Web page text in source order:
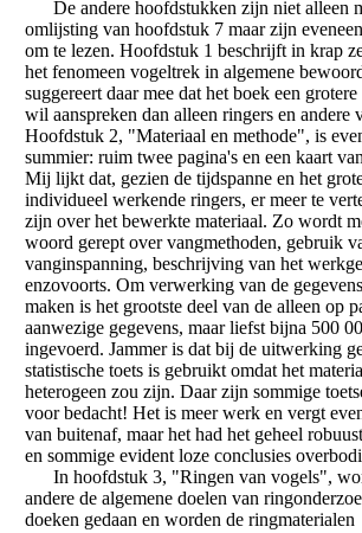
De andere hoofdstukken zijn niet alleen
omlijsting van hoofdstuk 7 maar zijn
om te lezen. Hoofdstuk 1 beschrijft in krap
het fenomeen vogeltrek in algemene
suggereert daar mee dat het boek een
wil aanspreken dan alleen ringers en andere
Hoofdstuk 2, "Materiaal en methode", is
summier: ruim twee pagina's en een kaart
Mij lijkt dat, gezien de tijdspanne en het
individueel werkende ringers, er meer te
zijn over het bewerkte materiaal. Zo wordt
woord gerept over vangmethoden, gebruik
vanginspanning, beschrijving van het
enzovoorts. Om verwerking van de
maken is het grootste deel van de alleen op
aanwezige gegevens, maar liefst bijna 500
ingevoerd. Jammer is dat bij de uitwerking
statistische toets is gebruikt omdat het
heterogeen zou zijn. Daar zijn sommige
voor bedacht! Het is meer werk en vergt
van buitenaf, maar het had het geheel
en sommige evident loze conclusies
In hoofdstuk 3, "Ringen van vogels",
andere de algemene doelen van
doeken gedaan en worden de ringmaterialen